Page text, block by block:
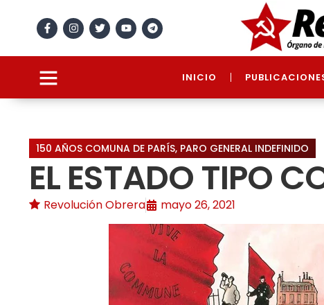
INICIO
150 AÑOS COMUNA DE PARÍS, PARO GENERAL INDEFINIDO
EL ESTADO TIPO
Revolución Obrera mayo 26, 2021